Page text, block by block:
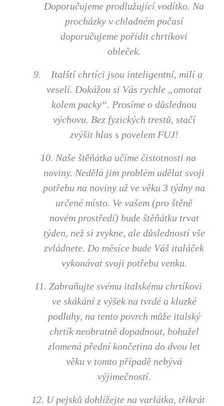
Doporučujeme prodlužující vodítko. Na
procházky v chladném počasí
doporučujeme pořídit chrtíkovi
obleček.
9.
Italští chrtíci jsou inteligentní, milí a
veselí. Dokážou si Vás rychle „omotat
kolem packy“. Prosíme o důslednou
výchovu. Bez fyzických trestů, stačí
zvýšit hlas s povelem FUJ!
10. Naše štěňátka učíme čistotnosti na
noviny. Nedělá jim problém udělat svoji
potřebu na noviny už ve věku 3 týdny na
určené místo. Ve vašem (pro štěně
novém prostředí) bude štěňátku trvat
týden, než si zvykne, ale důsledností vše
zvládnete. Do měsíce bude Váš italáček
vykonávat svoji potřebu venku.
11. Zabraňujte svému italskému chrtíkovi
ve skákání z výšek na tvrdé a kluzké
podlahy, na tento povrch může italský
chrtík neobratně dopadnout, bohužel
zlomená přední končetina do dvou let
věku v tomto případě nebývá
výjimečností.
12. U pejsků dohlížejte na varlátka, třikrát